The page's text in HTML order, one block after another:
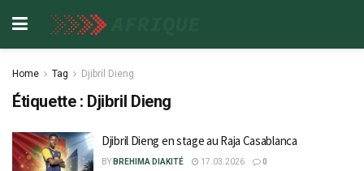
Home Tag Djibril Dieng
Étiquette : Djibril Dieng
Djibril Dieng en stage au Raja Casablanca
BY BREHIMA DIAKITÉ 17.03.2026 0